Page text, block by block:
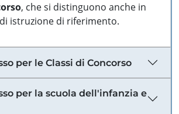
, che si distinguono anche in
istruzione di riferimento.
per le Classi di Concorso
per la scuola dell'infanzia e